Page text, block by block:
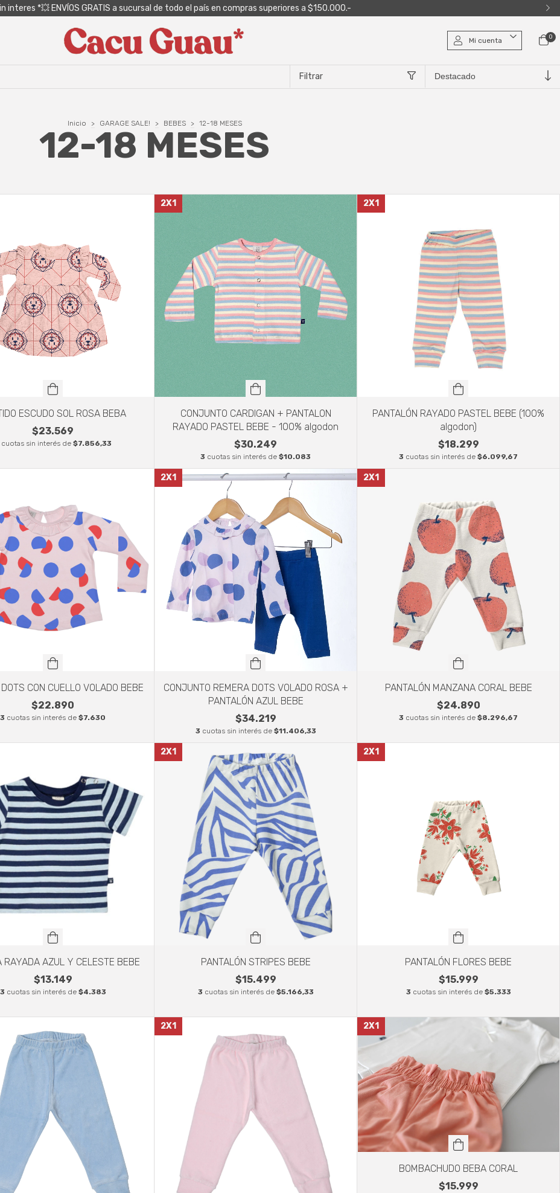
interes *💥 ENVÍOS GRATIS a sucursal de todo el país en compras superiores a $150.000.-
Mi cuenta 0
Filtrar
Inicio > GARAGE SALE! > BEBES > 12-18 MESES
12-18 MESES
ESCUDO SOL ROSA BEBA
$23.569
cuotas sin interés de $7.856,33
2X1
CONJUNTO CARDIGAN + PANTALON
RAYADO PASTEL BEBE - 100% algodon
$30.249
3 cuotas sin interés de $10.083
2X1
PANTALÓN RAYADO PASTEL BEBE (100%
algodon)
$18.299
3 cuotas sin interés de $6.099,67
CON CUELLO VOLADO BEBE
$22.890
3 cuotas sin interés de $7.630
2X1
CONJUNTO REMERA DOTS VOLADO ROSA +
PANTALÓN AZUL BEBE
$34.219
3 cuotas sin interés de $11.406,33
2X1
PANTALÓN MANZANA CORAL BEBE
$24.890
3 cuotas sin interés de $8.296,67
RAYADA AZUL Y CELESTE BEBE
$13.149
3 cuotas sin interés de $4.383
2X1
PANTALÓN STRIPES BEBE
$15.499
3 cuotas sin interés de $5.166,33
2X1
PANTALÓN FLORES BEBE
$15.999
3 cuotas sin interés de $5.333
2X1 2X1
BOMBACHUDO BEBA CORAL
$15.999